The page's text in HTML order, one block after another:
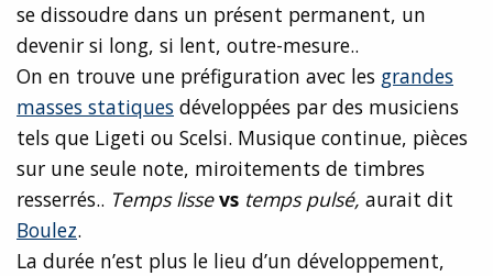
se dissoudre dans un présent permanent, un
devenir si long, si lent, outre-mesure..
On en trouve une préfiguration avec les grandes
masses statiques développées par des musiciens
tels que Ligeti ou Scelsi. Musique continue, pièces
sur une seule note, miroitements de timbres
resserrés.. Temps lisse vs temps pulsé, aurait dit
Boulez.
La durée n’est plus le lieu d’un développement,